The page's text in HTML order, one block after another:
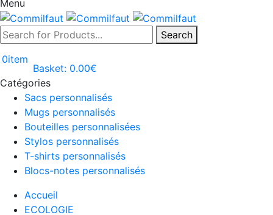
Menu
Search
0item
Basket: 0.00€
Catégories
Sacs personnalisés
Mugs personnalisés
Bouteilles personnalisées
Stylos personnalisés
T-shirts personnalisés
Blocs-notes personnalisés
Accueil
ECOLOGIE